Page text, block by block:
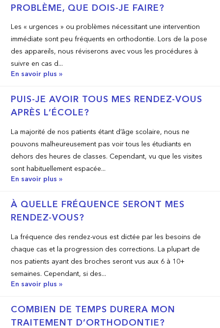
PROBLÈME, QUE DOIS-JE FAIRE?
Les « urgences » ou problèmes nécessitant une intervention
immédiate sont peu fréquents en orthodontie. Lors de la pose
des appareils, nous réviserons avec vous les procédures à
suivre en cas d...
En savoir plus »
PUIS-JE AVOIR TOUS MES RENDEZ-VOUS
APRÈS L’ÉCOLE?
La majorité de nos patients étant d’âge scolaire, nous ne
pouvons malheureusement pas voir tous les étudiants en
dehors des heures de classes. Cependant, vu que les visites
sont habituellement espacée...
En savoir plus »
À QUELLE FRÉQUENCE SERONT MES
RENDEZ-VOUS?
La fréquence des rendez-vous est dictée par les besoins de
chaque cas et la progression des corrections. La plupart de
nos patients ayant des broches seront vus aux 6 à 10+
semaines. Cependant, si des...
En savoir plus »
COMBIEN DE TEMPS DURERA MON
TRAITEMENT D’ORTHODONTIE?